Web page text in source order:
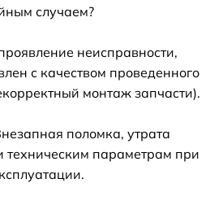
случаем?
неисправности,
с качеством проведенного
монтаж запчасти).
поломка, утрата
техническим параметрам при